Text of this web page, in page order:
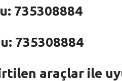
735308884
735308884
araçlar ile